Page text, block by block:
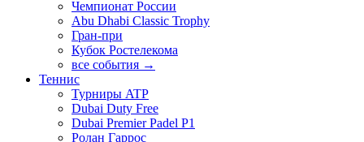
Чемпионат России
Abu Dhabi Classic Trophy
Гран-при
Кубок Ростелекома
все события →
Теннис
Турниры ATP
Dubai Duty Free
Dubai Premier Padel P1
Ролан Гаррос